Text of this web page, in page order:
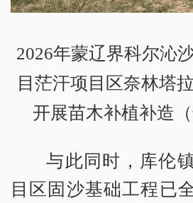
2026年蒙辽界科尔沁
目茫汗项目区奈林塔
开展苗木补植补造（
与此同时，库伦
目区固沙基础工程已